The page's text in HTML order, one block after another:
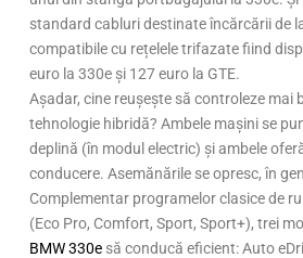
standard cabluri destinate încărcării de
compatibile cu rețelele trifazate fiind
euro la 330e și 127 euro la GTE.
Așadar, cine reușește să controleze mai
tehnologie hibridă? Ambele mașini se
deplină (în modul electric) și ambele
conducere. Asemănările se opresc, în
Complementar programelor clasice de
(Eco Pro, Comfort, Sport, Sport+), trei
BMW 330e să conducă eficient: Auto